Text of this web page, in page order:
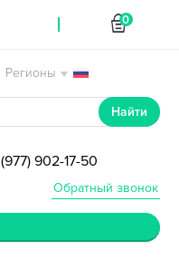
Регионы
Найти
902-17-50
Обратный звонок
0